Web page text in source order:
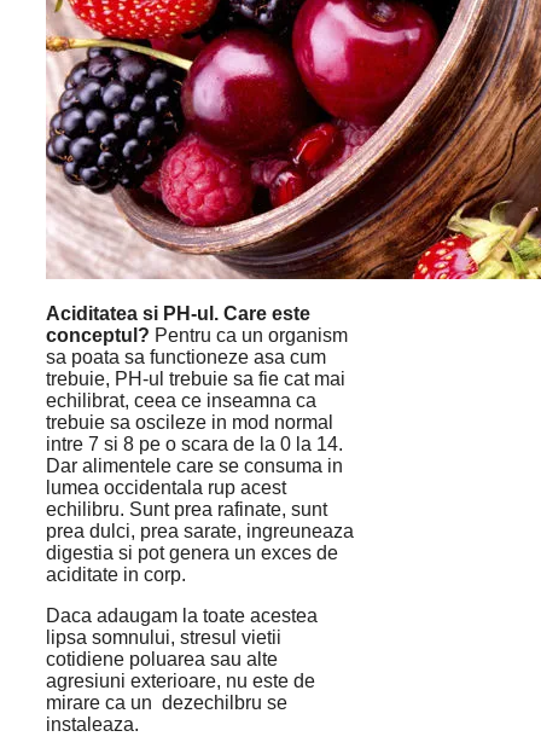
Aciditatea si PH-ul. Care este
conceptul? Pentru ca un organism
sa poata sa functioneze asa cum
trebuie, PH-ul trebuie sa fie cat mai
echilibrat, ceea ce inseamna ca
trebuie sa oscileze in mod normal
intre 7 si 8 pe o scara de la 0 la 14.
Dar alimentele care se consuma in
lumea occidentala rup acest
echilibru. Sunt prea rafinate, sunt
prea dulci, prea sarate, ingreuneaza
digestia si pot genera un exces de
aciditate in corp.
Daca adaugam la toate acestea
lipsa somnului, stresul vietii
cotidiene poluarea sau alte
agresiuni exterioare, nu este de
mirare ca un dezechilbru se
instaleaza.